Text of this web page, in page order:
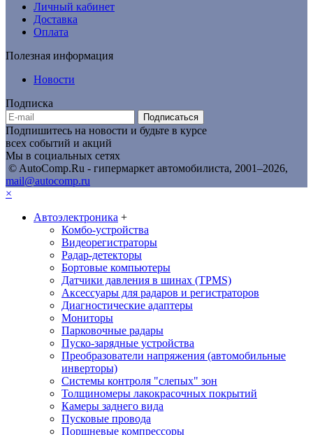
Личный кабинет
Доставка
Оплата
Полезная информация
Новости
Подписка
Подписаться
Подпишитесь на новости и будьте в курсе
всех событий и акций
Мы в социальных сетях
© AutoComp.Ru - гипермаркет автомобилиста, 2001–2026,
mail@autocomp.ru
×
Автоэлектроника +
Комбо-устройства
Видеорегистраторы
Радар-детекторы
Бортовые компьютеры
Датчики давления в шинах (TPMS)
Аксессуары для радаров и регистраторов
Диагностические адаптеры
Мониторы
Парковочные радары
Пуско-зарядные устройства
Преобразователи напряжения (автомобильные
инверторы)
Системы контроля "слепых" зон
Толщиномеры лакокрасочных покрытий
Камеры заднего вида
Пусковые провода
Поршневые компрессоры